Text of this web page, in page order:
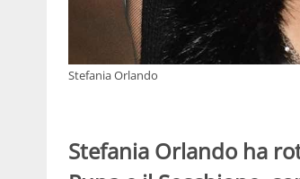
Stefania Orlando
Stefania Orlando ha